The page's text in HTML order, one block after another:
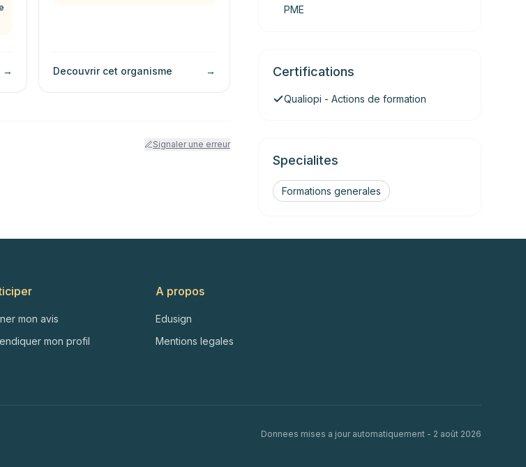
→ Decouvrir cet organisme →
Signaler une erreur
PME
Certifications
Qualiopi - Actions de formation
Specialites
Formations generales
mon avis
mon profil
A propos
Edusign
Mentions legales
Donnees mises a jour automatiquement - 2 août 2026